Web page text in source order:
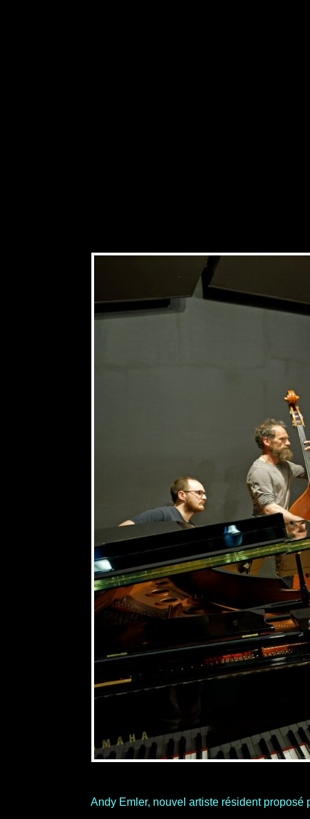
Andy Emler, nouvel artiste résident